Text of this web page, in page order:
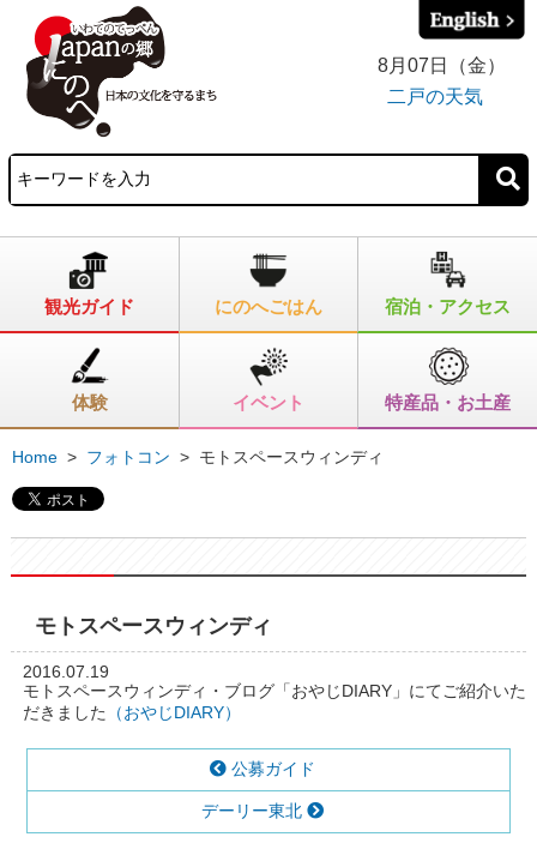
8月07日（金）
二戸の天気
観光ガイド にのへごはん 宿泊・アクセス
体験 イベント 特産品・お土産
Home > フォトコン > モトスペースウィンディ
モトスペースウィンディ
2016.07.19
モトスペースウィンディ・ブログ「おやじDIARY」にてご紹介いた
だきました
（おやじDIARY）
公募ガイド
デーリー東北